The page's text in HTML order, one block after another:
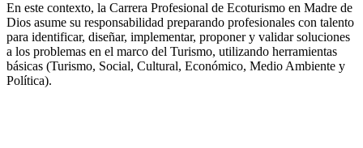
En este contexto, la Carrera Profesional de Ecoturismo en Madre de
Dios asume su responsabilidad preparando profesionales con talento
para identificar, diseñar, implementar, proponer y validar soluciones
a los problemas en el marco del Turismo, utilizando herramientas
básicas (Turismo, Social, Cultural, Económico, Medio Ambiente y
Política).